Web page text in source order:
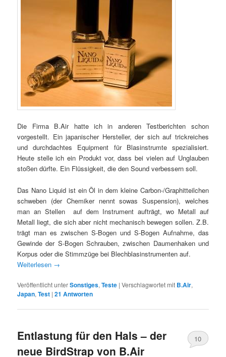
Die Firma B.Air hatte ich in anderen Testberichten schon
vorgestellt. Ein japanischer Hersteller, der sich auf trickreiches
und durchdachtes Equipment für Blasinstrumte spezialisiert.
Heute stelle ich ein Produkt vor, dass bei vielen auf Unglauben
stoßen dürfte. Ein Flüssigkeit, die den Sound verbessern soll.
Das Nano Liquid ist ein Öl in dem kleine Carbon-/Graphitteilchen
schweben (der Chemiker nennt sowas Suspension), welches
man an Stellen auf dem Instrument aufträgt, wo Metall auf
Metall liegt, die sich aber nicht mechanisch bewegen sollen. Z.B.
trägt man es zwischen S-Bogen und S-Bogen Aufnahme, das
Gewinde der S-Bogen Schrauben, zwischen Daumenhaken und
Korpus oder die Stimmzüge bei Blechblasinstrumenten auf.
Weiterlesen →
Veröffentlicht unterSonstiges,Teste |Verschlagwortet mit B.Air,
Japan,Test |21 Antworten
Entlastung für den Hals – der
neue BirdStrap von B.Air
10